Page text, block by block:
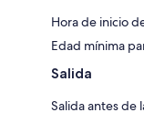
Hora de inicio
Edad mínima
Salida
Salida antes de